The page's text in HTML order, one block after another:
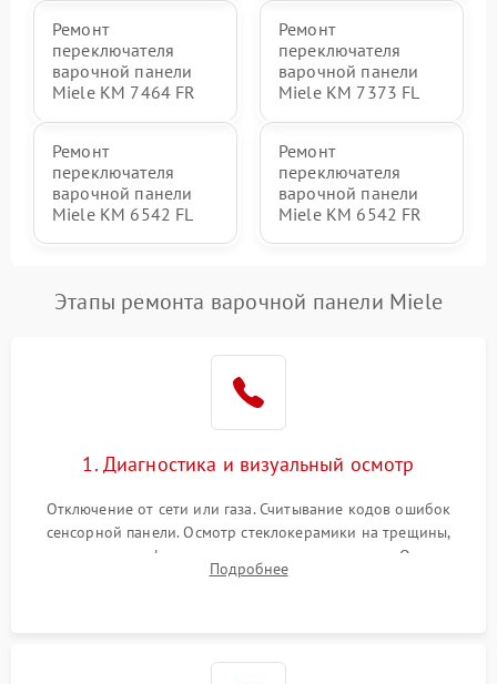
Ремонт
переключателя
варочной панели
Miele KM 7464 FR
Ремонт
переключателя
варочной панели
Miele KM 7373 FL
Ремонт
переключателя
варочной панели
Miele KM 6542 FL
Ремонт
переключателя
варочной панели
Miele KM 6542 FR
Этапы ремонта варочной панели Miele
1. Диагностика и визуальный осмотр
Отключение от сети или газа. Считывание кодов ошибок
сенсорной панели. Осмотр стеклокерамики на трещины,
проверка конфорок на равномерность нагрева. Опрос
клиента о симптомах (не включается, не видит посуду,
Подробнее